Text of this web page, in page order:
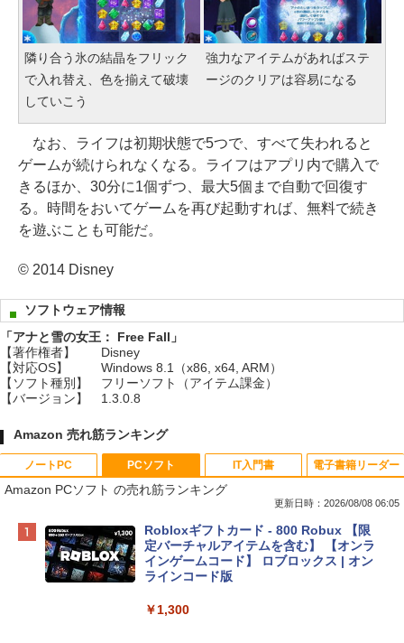
隣り合う氷の結晶をフリック
で入れ替え、色を揃えて破壊
していこう
強力なアイテムがあればステ
ージのクリアは容易になる
なお、ライフは初期状態で5つで、すべて失われると
ゲームが続けられなくなる。ライフはアプリ内で購入で
きるほか、30分に1個ずつ、最大5個まで自動で回復す
る。時間をおいてゲームを再び起動すれば、無料で続き
を遊ぶことも可能だ。
© 2014 Disney
ソフトウェア情報
「アナと雪の女王： Free Fall」
【著作権者】
Disney
【対応OS】
Windows 8.1（x86, x64, ARM）
【ソフト種別】
フリーソフト（アイテム課金）
【バージョン】
1.3.0.8
Amazon 売れ筋ランキング
ノートPC
Apple 2026 MacBook Neo A18 Proチッ
プ搭載13インチノートブック：AIとAppl
e Intelligence、Liquid Retinaディスプ
レイ、8GBメモリ、512GB SSD、1080p
ィゴ + 3年延長 AppleCare+ for 13インチ
PCソフト
Amazon PCソフト の売れ筋ランキング
更新日時：2026/08/08 06:05
Robloxギフトカード - 800 Robux 【限
定バーチャルアイテムを含む】 【オンラ
インゲームコード】 ロブロックス | オン
ラインコード版
￥1,300
IT入門書 電子書籍リーダー